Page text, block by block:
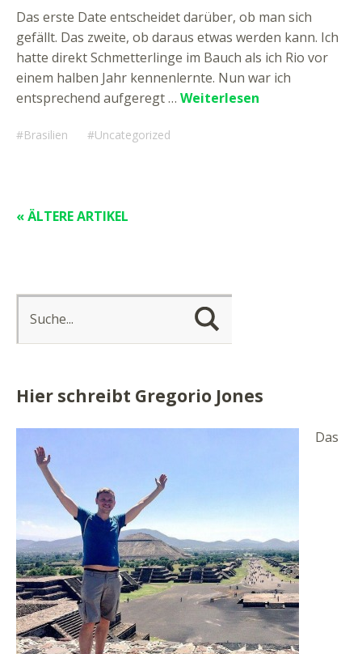
Das erste Date entscheidet darüber, ob man sich
gefällt. Das zweite, ob daraus etwas werden kann. Ich
hatte direkt Schmetterlinge im Bauch als ich Rio vor
einem halben Jahr kennenlernte. Nun war ich
entsprechend aufgeregt … Weiterlesen
Brasilien Uncategorized
« ÄLTERE ARTIKEL
Hier schreibt Gregorio Jones
Das